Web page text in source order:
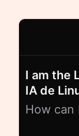
I am the
IA de
How can